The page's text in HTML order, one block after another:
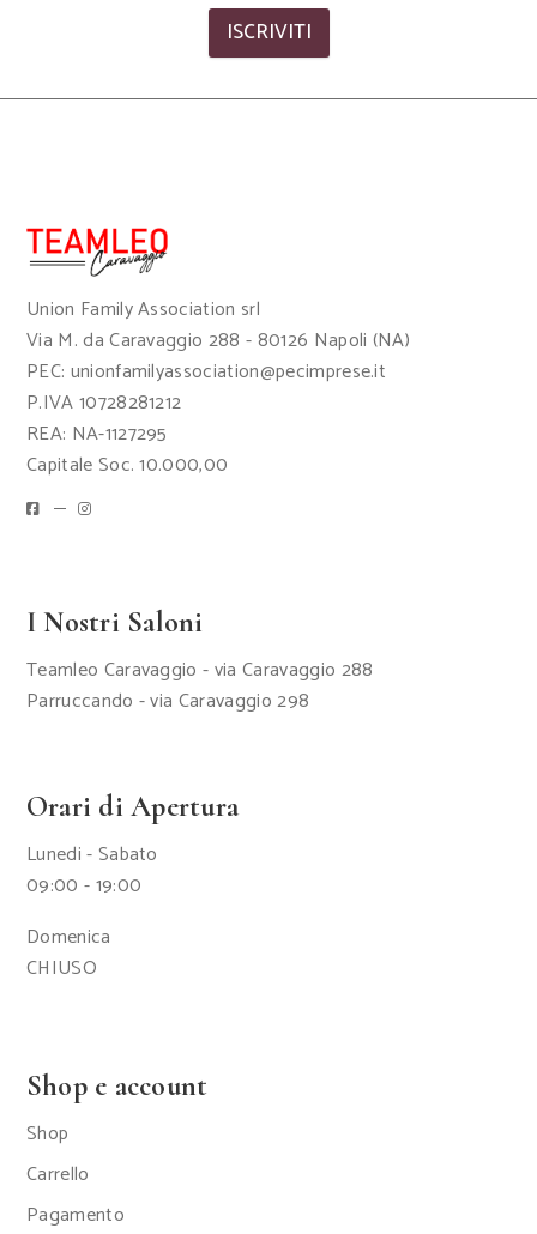
ISCRIVITI
Union Family Association srl
Via M. da Caravaggio 288 - 80126 Napoli (NA)
PEC: unionfamilyassociation@pecimprese.it
P.IVA 10728281212
REA: NA-1127295
Capitale Soc. 10.000,00
I Nostri Saloni
Teamleo Caravaggio - via Caravaggio 288
Parruccando - via Caravaggio 298
Orari di Apertura
Lunedi - Sabato
09:00 - 19:00
Domenica
CHIUSO
Shop e account
Shop
Carrello
Pagamento